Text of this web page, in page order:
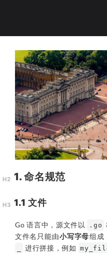
1. 命名规范
1.1 文件
Go 语言中，源文件以 .go
文件名只能由小写字母组成
进行拼接，例如